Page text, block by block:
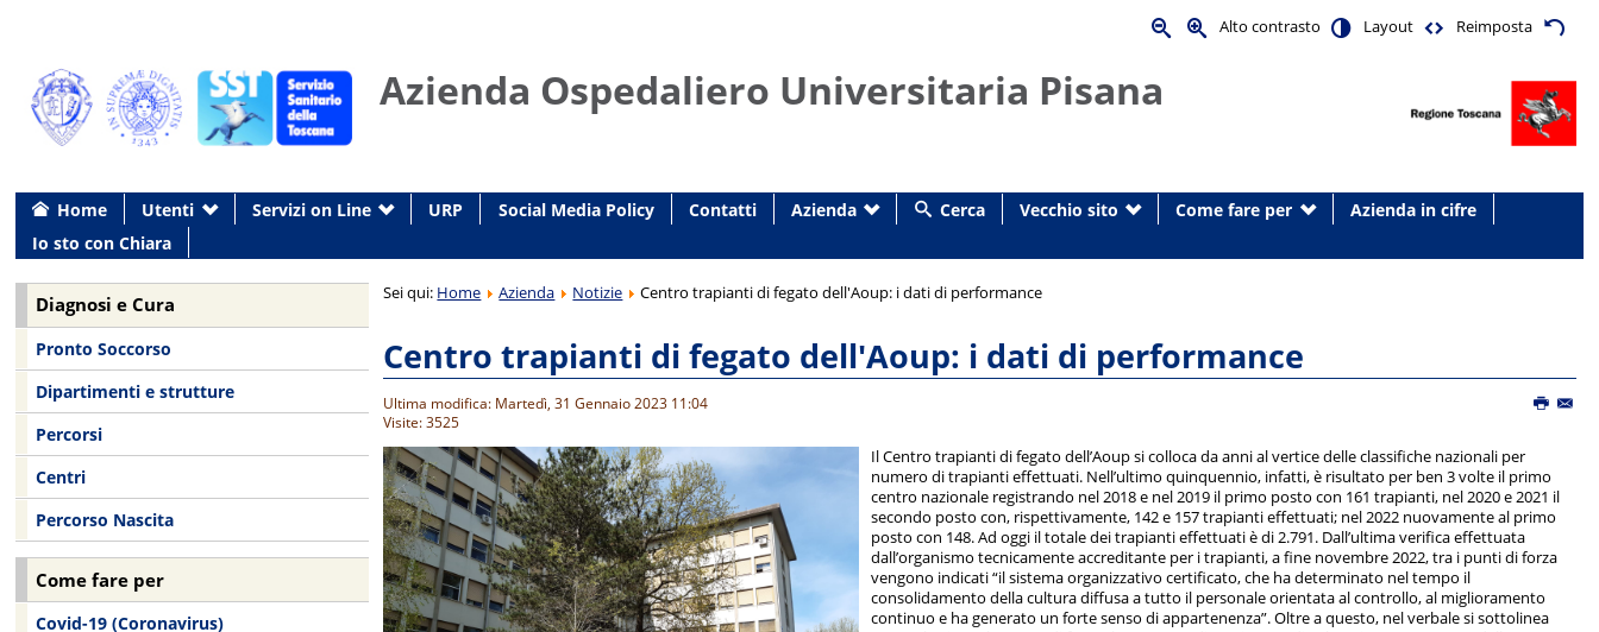
Alto contrasto Layout Reimposta
Azienda Ospedaliero Universitaria Pisana
Home Utenti Servizi on Line URP Social Media Policy Contatti Azienda Cerca Vecchio sito Come fare per
Azienda in cifre
Io sto con Chiara
Sei qui: Home Azienda Notizie Centro trapianti di fegato dell'Aoup: i dati di performance
Centro trapianti di fegato dell'Aoup: i dati di performance
Ultima modifica: Martedì, 31 Gennaio 2023 11:04
Visite: 3525
Il Centro trapianti di fegato dell’Aoup si colloca da anni al vertice delle classifiche nazionali per
numero di trapianti effettuati. Nell’ultimo quinquennio, infatti, è risultato per ben 3 volte il primo
centro nazionale registrando nel 2018 e nel 2019 il primo posto con 161 trapianti, nel 2020 e 2021 il
secondo posto con, rispettivamente, 142 e 157 trapianti effettuati; nel 2022 nuovamente al primo
posto con 148. Ad oggi il totale dei trapianti effettuati è di 2.791. Dall’ultima verifica effettuata
dall’organismo tecnicamente accreditante per i trapianti, a fine novembre 2022, tra i punti di forza
vengono indicati “il sistema organizzativo certificato, che ha determinato nel tempo il
consolidamento della cultura diffusa a tutto il personale orientata al controllo, al miglioramento
continuo e ha generato un forte senso di appartenenza”. Oltre a questo, nel verbale si sottolinea
Diagnosi e Cura
Pronto Soccorso
Dipartimenti e strutture
Percorsi
Centri
Percorso Nascita
Come fare per
Covid-19 (Coronavirus)